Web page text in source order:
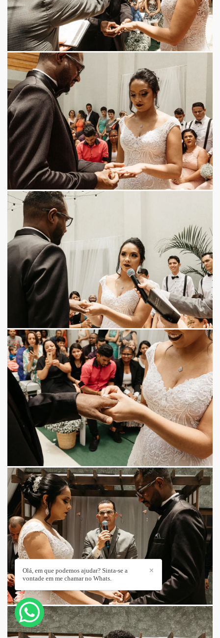
✕
Olá, em que podemos ajudar? Sinta-se a
vontade em me chamar no Whats.